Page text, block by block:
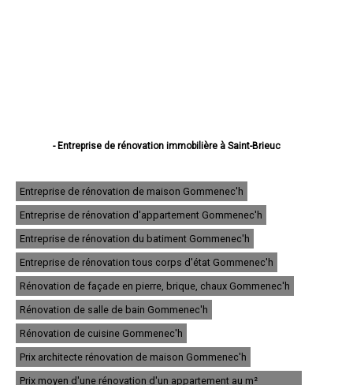
- Entreprise de rénovation immobilière à Saint-Brieuc
- Entreprise de rénovation immobilière à Lamballe
- Entreprise de rénovation immobilière à Ploufragan
- Entreprise de rénovation immobilière à Dinan
- Entreprise de rénovation immobilière à Loudéac
- Entreprise de rénovation immobilière à Paimpol
- Entreprise de rénovation immobilière à Trégueux
- Entreprise de rénovation immobilière à Guingamp
- Entreprise de rénovation immobilière à Perros-Guirec
- Entreprise de rénovation immobilière à Langueux
- Entreprise de rénovation immobilière à Plédran
- Entreprise de rénovation immobilière à Pordic
- Entreprise de rénovation immobilière à Ploumagoar
- Entreprise de rénovation immobilière à Yffiniac
- Entreprise de rénovation immobilière à Plouha
Entreprise de rénovation de maison Gommenec'h
Entreprise de rénovation d'appartement Gommenec'h
Entreprise de rénovation du batiment Gommenec'h
Entreprise de rénovation tous corps d'état Gommenec'h
Rénovation de façade en pierre, brique, chaux Gommenec'h
Rénovation de salle de bain Gommenec'h
Rénovation de cuisine Gommenec'h
Prix architecte rénovation de maison Gommenec'h
Prix moyen d'une rénovation d'un appartement au m²